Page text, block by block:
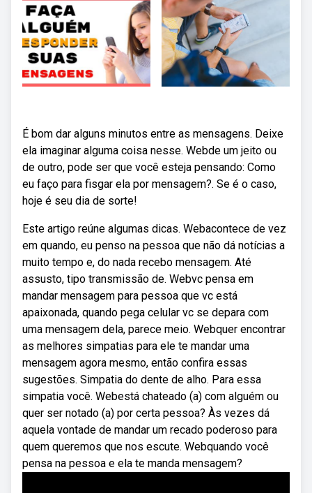
É bom dar alguns minutos entre as mensagens. Deixe
ela imaginar alguma coisa nesse. Webde um jeito ou
de outro, pode ser que você esteja pensando: Como
eu faço para fisgar ela por mensagem?. Se é o caso,
hoje é seu dia de sorte!
Este artigo reúne algumas dicas. Webacontece de vez
em quando, eu penso na pessoa que não dá notícias a
muito tempo e, do nada recebo mensagem. Até
assusto, tipo transmissão de. Webvc pensa em
mandar mensagem para pessoa que vc está
apaixonada, quando pega celular vc se depara com
uma mensagem dela, parece meio. Webquer encontrar
as melhores simpatias para ele te mandar uma
mensagem agora mesmo, então confira essas
sugestões. Simpatia do dente de alho. Para essa
simpatia você. Webestá chateado (a) com alguém ou
quer ser notado (a) por certa pessoa? Às vezes dá
aquela vontade de mandar um recado poderoso para
quem queremos que nos escute. Webquando você
pensa na pessoa e ela te manda mensagem?